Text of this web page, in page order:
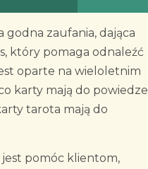
zaufania, dająca
który pomaga odnaleźć
oparte na wieloletnim
karty mają do
tarota mają do
jest pomóc klientom,